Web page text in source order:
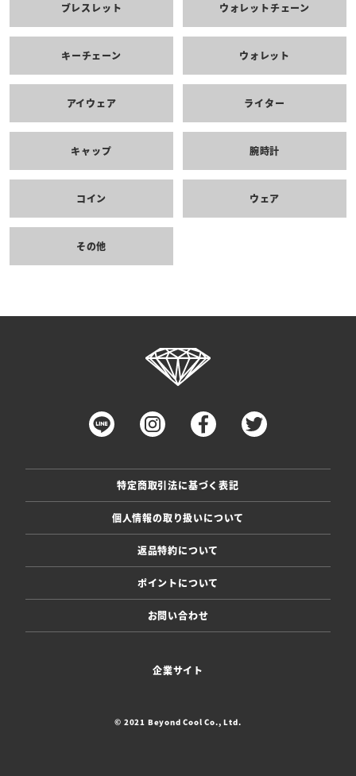
ブレスレット ウォレットチェーン
キーチェーン ウォレット
アイウェア ライター
キャップ 腕時計
コイン ウェア
その他
特定商取引法に基づく表記
個人情報の取り扱いについて
返品特約について
ポイントについて
お問い合わせ
企業サイト
© 2021 Beyond Cool Co., Ltd.